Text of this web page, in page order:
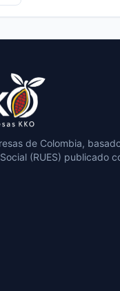
de Colombia,
(RUES) publicado